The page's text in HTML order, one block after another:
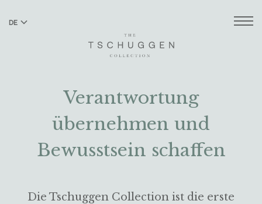
DE
Verantwortung
übernehmen und
Bewusstsein schaffen
Die Tschuggen Collection ist die erste